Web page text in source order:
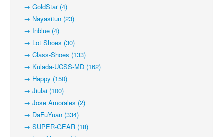
→ GoldStar (4)
→ Nayasitun (23)
→ Inblue (4)
→ Lot Shoes (30)
→ Class-Shoes (133)
→ Kulada-UCSS-MD (162)
→ Happy (150)
→ Jiulai (100)
→ Jose Amorales (2)
→ DaFuYuan (334)
→ SUPER-GEAR (18)